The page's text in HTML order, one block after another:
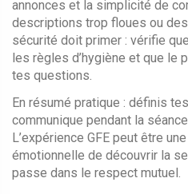
annonces et la simplicité de
descriptions trop floues ou
sécurité doit primer : vérifie
les règles d’hygiène et que le
tes questions.
En résumé pratique : définis
communique pendant la
L’expérience GFE peut être
émotionnelle de découvrir la
passe dans le respect mutuel.